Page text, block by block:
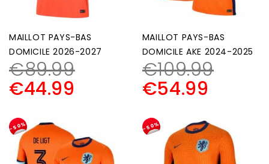
MAILLOT PAYS-BAS
DOMICILE 2026-2027
€89.99
€44.99
MAILLOT PAYS-BAS
DOMICILE AKE 2024-2025
€109.99
€54.99
-50% -50%